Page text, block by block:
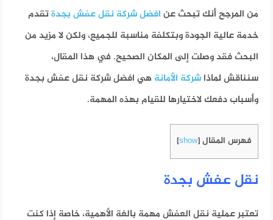
من المرجح أنك تبحث عن افضل شركة نقل عفش بجدةتقدم
خدمة عالية الجودة وبتكلفة مناسبة للجميع، ولكن لا مزيد من
البحث فقد وصلت إلى المكان الصحيح. في هذا المقال،
سنناقش لماذاشركة الأمانة هي افضل شركة نقل عفش بجدة
وأسباب دفعك لاختيارها للقيام بهذه المهمة.
فهرس المقال [
show
]
نقل عفش بجدة
تعتبر عملية نقل العفش مهمة بالغة الأهمية، خاصة إذا كنت